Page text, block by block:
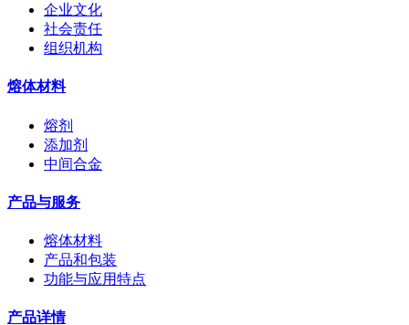
企业文化
社会责任
组织机构
熔体材料
熔剂
添加剂
中间合金
产品与服务
熔体材料
产品和包装
功能与应用特点
产品详情